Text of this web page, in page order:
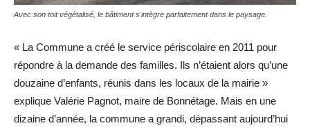
Avec son toit végétalisé, le bâtiment s'intègre parfaitement dans le paysage.
« La Commune a créé le service périscolaire en 2011 pour
répondre à la demande des familles. Ils n’étaient alors qu’une
douzaine d’enfants, réunis dans les locaux de la mairie »
explique Valérie Pagnot, maire de Bonnétage. Mais en une
dizaine d’année, la commune a grandi, dépassant aujourd’hui